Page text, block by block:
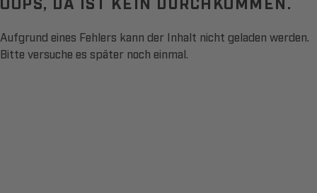
Aufgrund eines Fehlers kann der Inhalt nicht geladen werden.
Bitte versuche es später noch einmal.